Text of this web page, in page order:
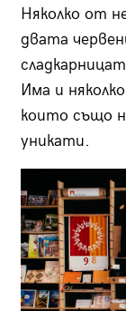
Няколко от
двата
Има и
които също
уникати.